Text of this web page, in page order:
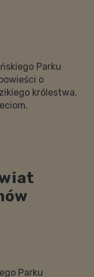
Parku
o
królestwa.
Parku